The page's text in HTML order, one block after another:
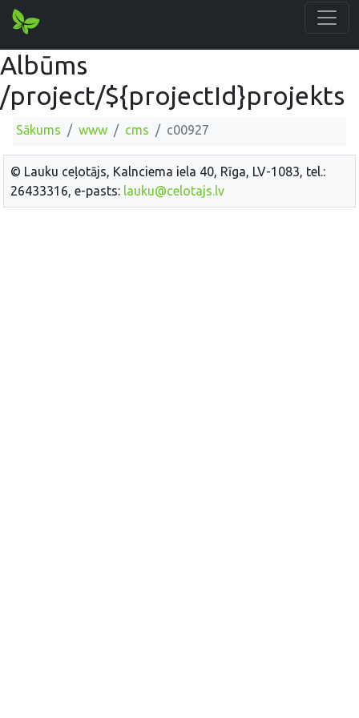
Albūms
/project/${projectId}projekts
Sākums www cms c00927
© Lauku ceļotājs, Kalnciema iela 40, Rīga, LV-1083, tel.:
26433316, e-pasts: lauku@celotajs.lv